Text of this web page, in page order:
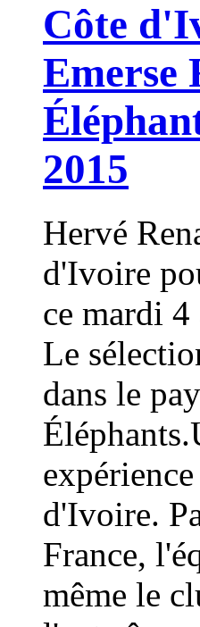
Côte
Emerse
2015
Hervé
d'Ivoire
ce mardi
Le
dans le
d'Ivoire.
France,
même le